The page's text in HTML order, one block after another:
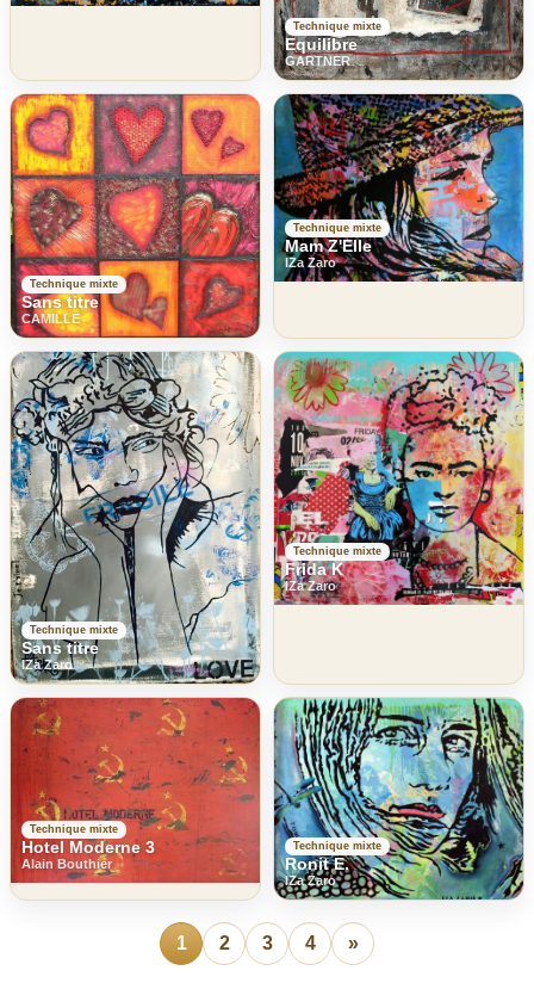
Technique mixte
Equilibre
GARTNER
Technique mixte
Sans titre
CAMILLE
Technique mixte
Mam Z'Elle
IZa Zaro
Technique mixte
Sans titre
IZa Zaro
Technique mixte
Frida K
IZa Zaro
Technique mixte
Hotel Moderne 3
Alain Bouthier
Technique mixte
Ronit E.
IZa Zaro
1 2 3 4 »